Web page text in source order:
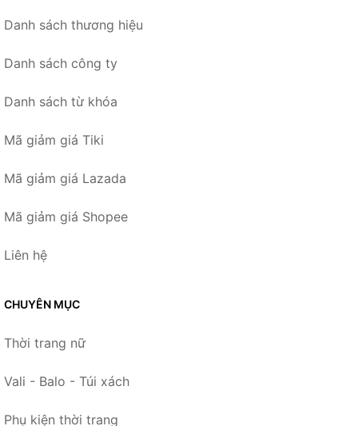
Danh sách thương hiệu
Danh sách công ty
Danh sách từ khóa
Mã giảm giá Tiki
Mã giảm giá Lazada
Mã giảm giá Shopee
Liên hệ
CHUYÊN MỤC
Thời trang nữ
Vali - Balo - Túi xách
Phụ kiện thời trang